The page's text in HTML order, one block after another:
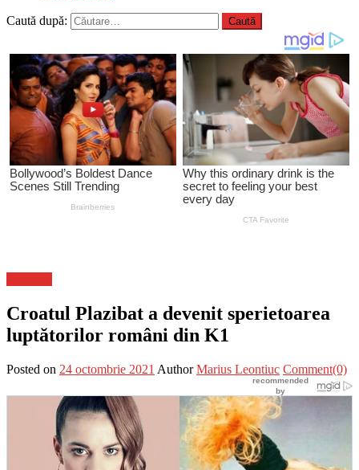
Caută după:
Croatul Plazibat a devenit sperietoarea
luptătorilor români din K1
Posted on 24 octombrie 2021 Author Marius Leontiuc Comment(0)